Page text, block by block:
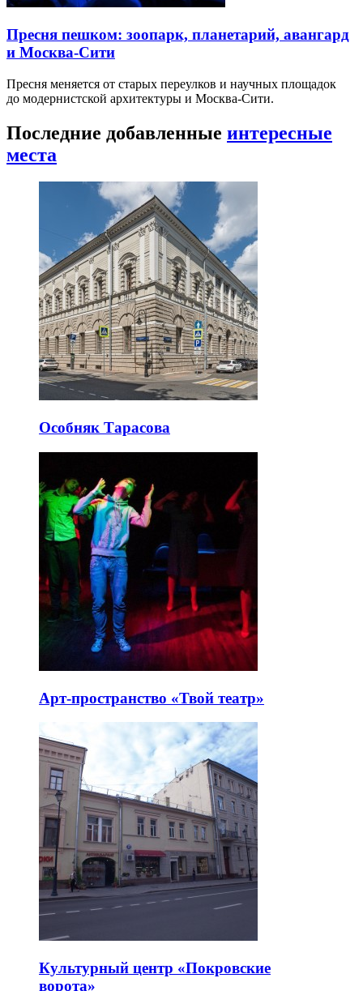
Пресня пешком: зоопарк, планетарий, авангард
и Москва-Сити
Пресня меняется от старых переулков и научных площадок
до модернистской архитектуры и Москва-Сити.
Последние добавленные интересные
места
Особняк Тарасова
Арт-пространство «Твой театр»
Культурный центр «Покровские
ворота»